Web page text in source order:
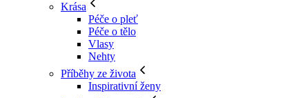
Krása
Péče o pleť
Péče o tělo
Vlasy
Nehty
Příběhy ze života
Inspirativní ženy